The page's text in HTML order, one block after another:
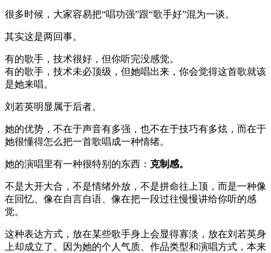
很多时候，大家容易把“唱功强”跟“歌手好”混为一谈。
其实这是两回事。
有的歌手，技术很好，但你听完没感觉。
有的歌手，技术未必顶级，但她唱出来，你会觉得这首歌就该
是她来唱。
刘若英明显属于后者。
她的优势，不在于声音有多强，也不在于技巧有多炫，而在于
她很懂得怎么把一首歌唱成一种情绪。
她的演唱里有一种很特别的东西： 克制感。
不是大开大合，不是情绪外放，不是拼命往上顶，而是一种像
在回忆、像在自言自语、像在把一段过往慢慢讲给你听的感
觉。
这种表达方式，放在某些歌手身上会显得寡淡，放在刘若英身
上却成立了。因为她的个人气质、作品类型和演唱方式，本来